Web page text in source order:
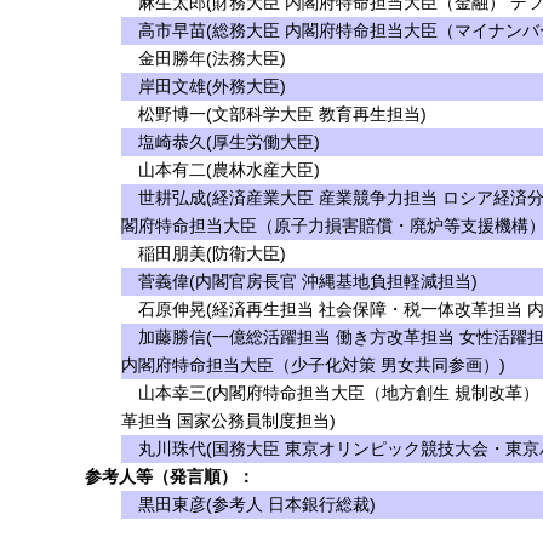
高市早苗(総務大臣 内閣府特命担当大臣（マイナン
金田勝年(法務大臣)
岸田文雄(外務大臣)
松野博一(文部科学大臣 教育再生担当)
塩崎恭久(厚生労働大臣)
山本有二(農林水産大臣)
世耕弘成(経済産業大臣 産業競争力担当 ロシア経済
閣府特命担当大臣（原子力損害賠償・廃炉等支援機構
稲田朋美(防衛大臣)
菅義偉(内閣官房長官 沖縄基地負担軽減担当)
石原伸晃(経済再生担当 社会保障・税一体改革担当
加藤勝信(一億総活躍担当 働き方改革担当 女性活躍
内閣府特命担当大臣（少子化対策 男女共同参画）)
山本幸三(内閣府特命担当大臣（地方創生 規制改革
革担当 国家公務員制度担当)
丸川珠代(国務大臣 東京オリンピック競技大会・東
参考人等（発言順）：
黒田東彦(参考人 日本銀行総裁)